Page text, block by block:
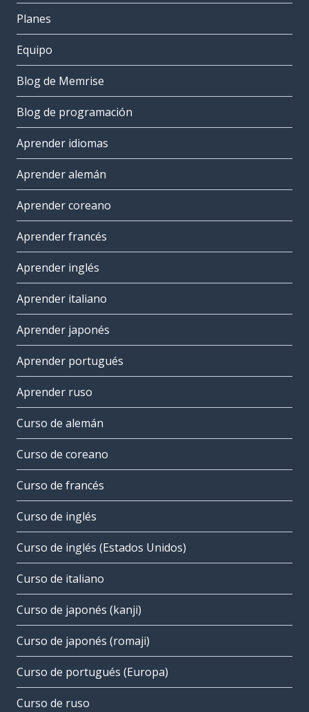
Planes
Equipo
Blog de Memrise
Blog de programación
Aprender idiomas
Aprender alemán
Aprender coreano
Aprender francés
Aprender inglés
Aprender italiano
Aprender japonés
Aprender portugués
Aprender ruso
Curso de alemán
Curso de coreano
Curso de francés
Curso de inglés
Curso de inglés (Estados Unidos)
Curso de italiano
Curso de japonés (kanji)
Curso de japonés (romaji)
Curso de portugués (Europa)
Curso de ruso